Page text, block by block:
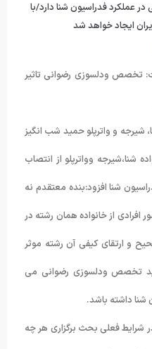
عملکرد فدراسیون شنا دارد/با
ایجاد خواهد شد
تخصص ودلسوزی رضوانی تاثیر
شیرجه و واترپلو حمید شب انگیز
شنا،شیرجه وواترپلو از انتصاب
شنا افزود:بنده معتقدم نه
از خانواده همان رشته در
و ارتقای کیفی آن رشته موثر
تخصص ودلسوزی رضوانی می
شنا داشته باشد.
فعلی بحث برگزاری هر چه